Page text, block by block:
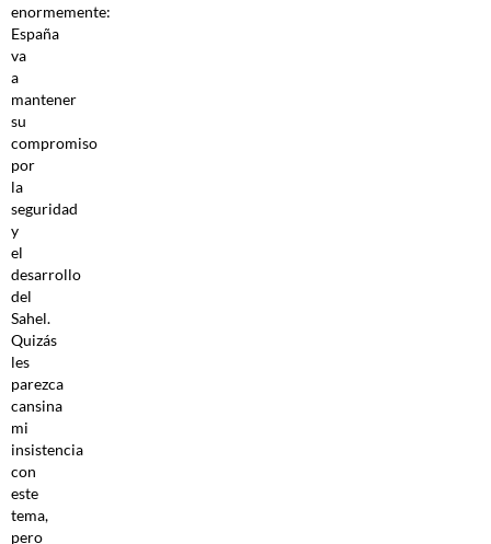
enormemente:
España
va
a
mantener
su
compromiso
por
la
seguridad
y
el
desarrollo
del
Sahel.
Quizás
les
parezca
cansina
mi
insistencia
con
este
tema,
pero